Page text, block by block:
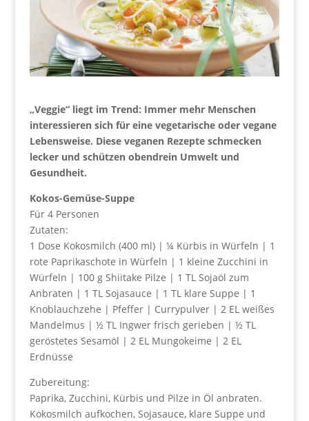
„Veggie“ liegt im Trend: Immer mehr Menschen
interessieren sich für eine vegetarische oder vegane
Lebensweise. Diese veganen Rezepte schmecken
lecker und schützen obendrein Umwelt und
Gesundheit.
Kokos-Gemüse-Suppe
Für 4 Personen
Zutaten:
1 Dose Kokosmilch (400 ml) | ¼ Kürbis in Würfeln | 1
rote Paprikaschote in Würfeln | 1 kleine Zucchini in
Würfeln | 100 g Shiitake Pilze | 1 TL Sojaöl zum
Anbraten | 1 TL Sojasauce | 1 TL klare Suppe | 1
Knoblauchzehe | Pfeffer | Currypulver | 2 EL weißes
Mandelmus | ½ TL Ingwer frisch gerieben | ½ TL
geröstetes Sesamöl | 2 EL Mungokeime | 2 EL
Erdnüsse
Zubereitung:
Paprika, Zucchini, Kürbis und Pilze in Öl anbraten.
Kokosmilch aufkochen, Sojasauce, klare Suppe und